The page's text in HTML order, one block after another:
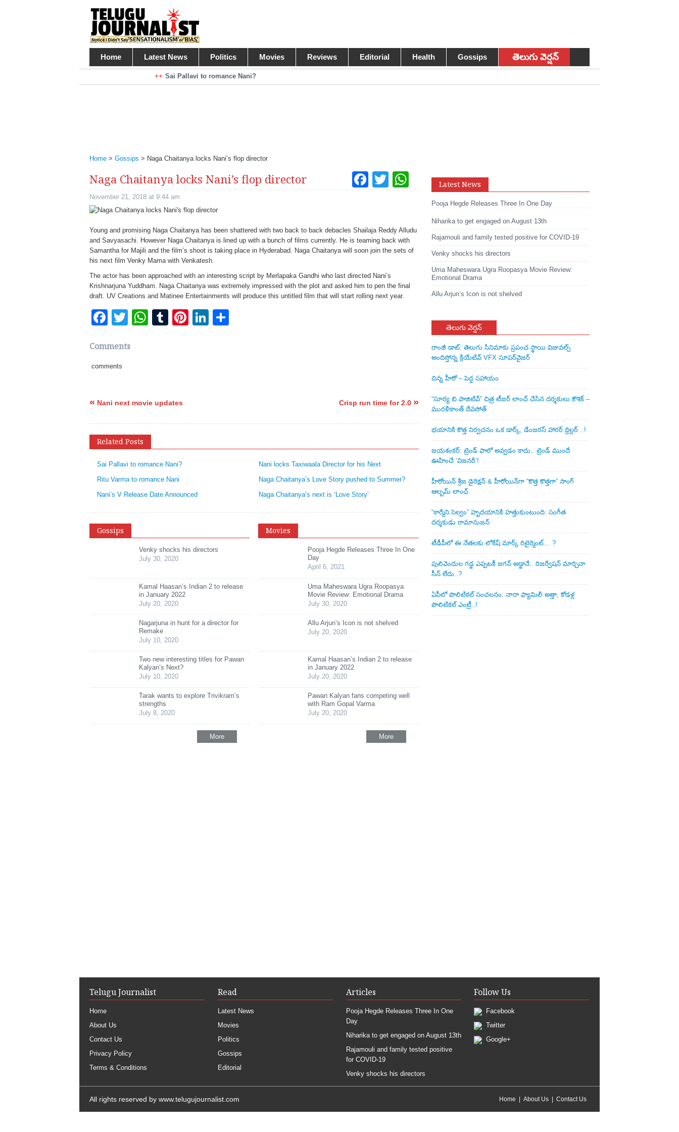
Home Latest News Politics Movies Reviews Editorial Health Gossips తెలుగు వెర్షన్
Sai Pallavi to romance Nani?
Kiara Advani to romance Pawan Kalyan
Home > Gossips > Naga Chaitanya locks Nani’s flop director
Naga Chaitanya locks Nani’s flop director Facebook
TwitterWhatsApp
Pinterest
LinkedIn
November 21, 2018 at 9:44 am
Young and promising Naga Chaitanya has been shattered with two back to back debacles Shailaja Reddy Alludu
and Savyasachi. However Naga Chaitanya is lined up with a bunch of films currently. He is teaming back with
Samantha for Majili and the film’s shoot is taking place in Hyderabad. Naga Chaitanya will soon join the sets of
his next film Venky Mama with Venkatesh.
The actor has been approached with an interesting script by Merlapaka Gandhi who last directed Nani’s
Krishnarjuna Yuddham. Naga Chaitanya was extremely impressed with the plot and asked him to pen the final
draft. UV Creations and Matinee Entertainments will produce this untitled film that will start rolling next year.
Facebook
Twitter
WhatsApp
Tumblr
Pinterest
LinkedIn
Comments
comments
« Nani next movie updates Crisp run time for 2.0 »
Related Posts
Sai Pallavi to romance Nani?
Nani locks Taxiwaala Director for his Next
Ritu Varma to romance Nani
Naga Chaitanya’s Love Story pushed to Summer?
Nani’s V Release Date Announced
Naga Chaitanya’s next is ‘Love Story’
Gossips
Venky shocks his directors
July 30, 2020
Kamal Haasan’s Indian 2 to release
in January 2022
July 20, 2020
Nagarjuna in hunt for a director for
Remake
July 10, 2020
Two new interesting titles for Pawan
Kalyan’s Next?
July 10, 2020
Tarak wants to explore Trivikram’s
strengths
July 8, 2020
More
Movies
Pooja Hegde Releases Three In One
Day
April 6, 2021
Uma Maheswara Ugra Roopasya
Movie Review: Emotional Drama
July 30, 2020
Allu Arjun’s Icon is not shelved
July 20, 2020
Kamal Haasan’s Indian 2 to release
in January 2022
July 20, 2020
Pawan Kalyan fans competing well
with Ram Gopal Varma
July 20, 2020
More
Latest News
Pooja Hegde Releases Three In One Day
Niharika to get engaged on August 13th
Rajamouli and family tested positive for COVID-19
Venky shocks his directors
Uma Maheswara Ugra Roopasya Movie Review:
Emotional Drama
Allu Arjun’s Icon is not shelved
తెలుగు వెర్షన్
రాంజీ డాట్: తెలుగు సినిమాకు ప్రపంచ స్థాయి విజువల్స్
అందిస్తోన్న క్రియేటివ్ VFX సూపర్‌వైజర్
చిన్న హీరో – పెద్ద సహాయం
“సూర్య బి పాజిటివ్” చిత్ర టీజర్ లాంచ్ చేసిన‌ దర్శకులు కౌశిక్ –
మురళీకాంత్ దేవసోత్
భయానికి కొత్త నిర్వచనం ఒక డార్క్, డేంజరస్ హారర్ థ్రిల్లర్ ..!
జయశంకర్: ట్రెండ్‌ ఫాలో అవ్వడం కాదు.. ట్రెండ్‌ ముందే
ఊహించే ‘విజనరీ’!
హీరోయిన్ శ్రీజ డైరెక్ష‌న్ & హీరోయిన్‌గా “కొత్త కొత్తగా” సాంగ్
ఆల్బమ్ లాంఛ్
“కార్మేని సెల్వం” హృదయానికి హత్తుకుంటుంది: సంగీత
దర్శకుడు రామానుజన్
టీడీపీలో ఈ నేత‌ల‌కు లోకేష్ మార్క్ రిటైర్మెంట్‌… ?
పులివెందుల గ‌డ్డ ఎప్ప‌ట‌కీ జ‌గ‌న్ అడ్డానే.. రిజ‌ర్వేష‌న్ మార్చినా
సీన్ లేదు..?
ఏపీలో పొలిటిక‌ల్ సంచ‌ల‌నం: నారా ఫ్యామిలీ అత్తా, కోడ‌ళ్ల
పొలిటికల్ ఎంట్రీ..!
Telugu Journalist
Home
About Us
Contact Us
Privacy Policy
Terms & Conditions
Read
Latest News
Movies
Politics
Gossips
Editorial
Articles
Pooja Hegde Releases Three In One
Day
Niharika to get engaged on August 13th
Rajamouli and family tested positive
for COVID-19
Venky shocks his directors
Follow Us
Facebook
Twitter
Google+
Home About Us Contact Us
All rights reserved by www.telugujournalist.com